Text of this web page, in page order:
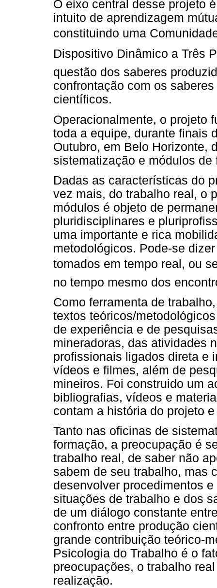
O eixo central desse projeto
intuito de aprendizagem
constituindo uma
Dispositivo Dinâmico a Três
questão dos saberes
confrontação com os
científicos.
Operacionalmente, o projeto
toda a equipe, durante finais
Outubro, em Belo Horizonte,
sistematização e módulos
Dadas as características do
vez mais, do trabalho real, o
módulos é objeto de
pluridisciplinares e
uma importante e rica
metodológicos. Pode-se
tomados em tempo real, ou
no tempo mesmo dos
Como ferramenta de
textos teóricos/
de experiência e de
mineradoras, das atividades
profissionais ligados direta e
vídeos e filmes, além de
mineiros. Foi construido um
bibliografias, vídeos e
contam a história do projeto
Tanto nas oficinas de
formação, a preocupação é
trabalho real, de saber não
sabem de seu trabalho, mas
desenvolver procedimentos
situações de trabalho e dos
de um diálogo constante
confronto entre produção
grande contribuição teórico-
Psicologia do Trabalho é o
preocupações, o trabalho
realização.